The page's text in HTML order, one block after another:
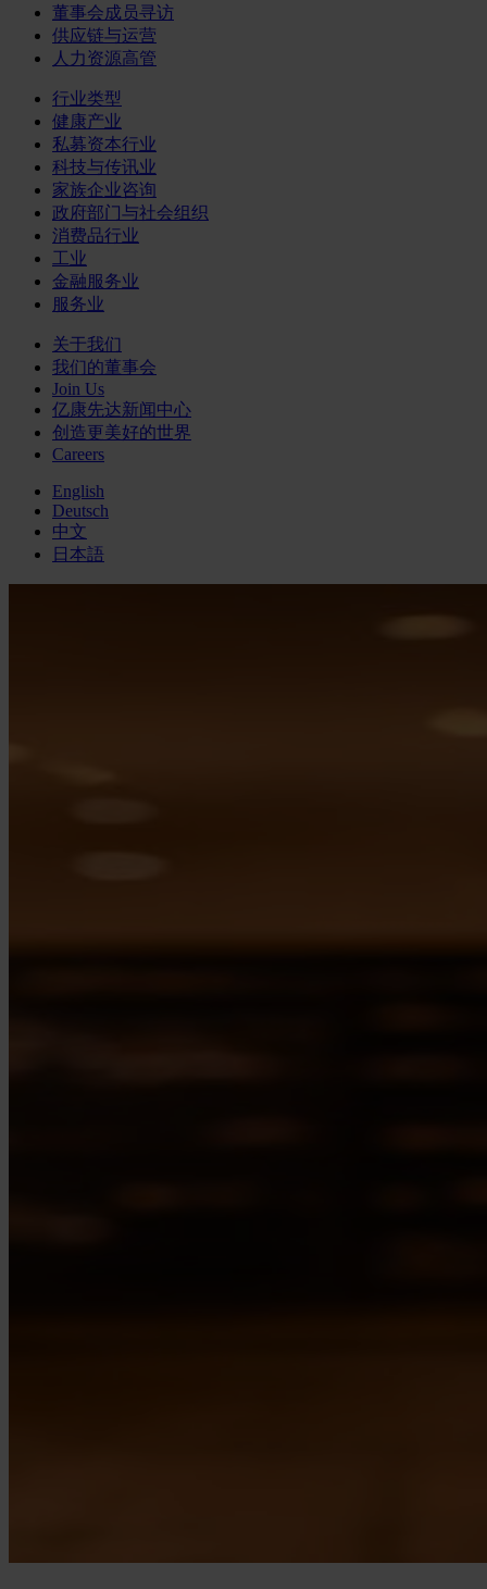
董事会成员寻访
供应链与运营
人力资源高管
行业类型
健康产业
私募资本行业
科技与传讯业
家族企业咨询
政府部门与社会组织
消费品行业
工业
金融服务业
服务业
关于我们
我们的董事会
Join Us
亿康先达新闻中心
创造更美好的世界
Careers
English
Deutsch
中文
日本語